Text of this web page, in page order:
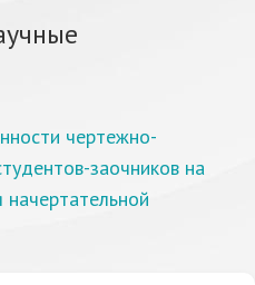
чертежно-
заочников на
начертательной